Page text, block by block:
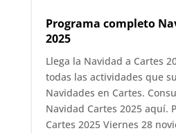
Programa completo
2025
Llega la Navidad a Cartes
todas las actividades que
Navidades en Cartes.
Navidad Cartes 2025 aquí.
Cartes 2025 Viernes 28